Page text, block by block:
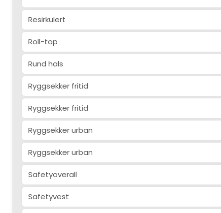
Resirkulert
Roll-top
Rund hals
Ryggsekker fritid
Ryggsekker fritid
Ryggsekker urban
Ryggsekker urban
Safetyoverall
Safetyvest